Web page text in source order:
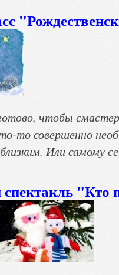
чтобы
то совершенно
Или самому
"Кто